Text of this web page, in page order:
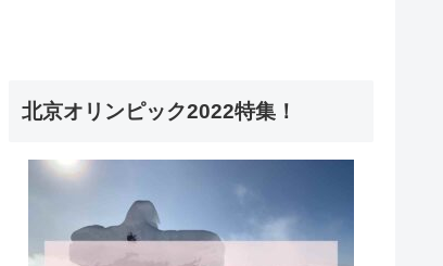
北京オリンピック2022特集！